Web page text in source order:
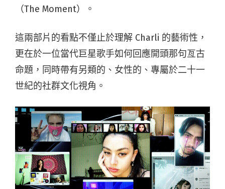
（The Moment）。
這兩部片的看點不僅止於理解 Charli 的藝術性，
更在於一位當代巨星歌手如何回應開頭那句亙古
命題，同時帶有另類的、女性的、專屬於二十一
世紀的社群文化視角。